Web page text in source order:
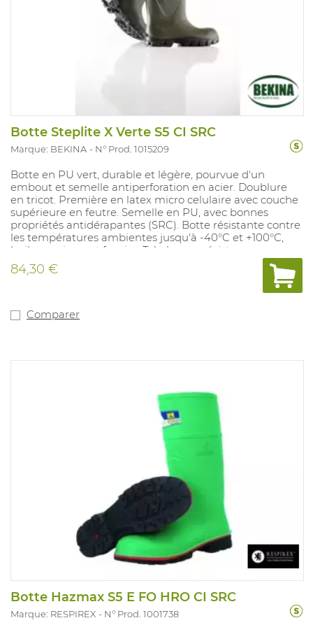
Botte Steplite X Verte S5 CI SRC
Marque: BEKINA N° Prod. 1015209
Botte en PU vert, durable et légère, pourvue d'un
embout et semelle antiperforation en acier. Doublure
en tricot. Première en latex micro celulaire avec couche
supérieure en feutre. Semelle en PU, avec bonnes
propriétés antidérapantes (SRC). Botte résistante contre
les températures ambientes jusqu'à -40°C et +100°C,
huiles, graisses et fumier. Très bonne résistance
chimique, profile antidérapant amélioré, embout élevé
et modèle plus large.
84,30 €
Comparer
Botte Hazmax S5 E FO HRO CI SRC
Marque: RESPIREX N° Prod. 1001738